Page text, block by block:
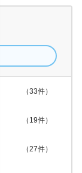
（33件）
（ 19件）
（27件）